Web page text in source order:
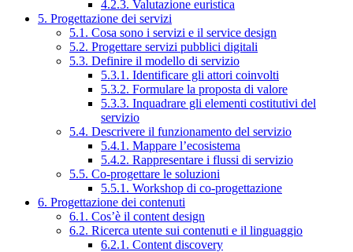
4.2.3. Valutazione euristica
5. Progettazione dei servizi
5.1. Cosa sono i servizi e il service design
5.2. Progettare servizi pubblici digitali
5.3. Definire il modello di servizio
5.3.1. Identificare gli attori coinvolti
5.3.2. Formulare la proposta di valore
5.3.3. Inquadrare gli elementi costitutivi del
servizio
5.4. Descrivere il funzionamento del servizio
5.4.1. Mappare l’ecosistema
5.4.2. Rappresentare i flussi di servizio
5.5. Co-progettare le soluzioni
5.5.1. Workshop di co-progettazione
6. Progettazione dei contenuti
6.1. Cos’è il content design
6.2. Ricerca utente sui contenuti e il linguaggio
6.2.1. Content discovery